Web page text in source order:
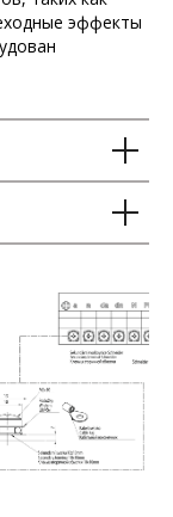
эффекты